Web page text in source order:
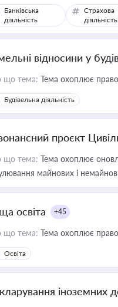
Банківська
діяльність
Страхова
діяльність
відносини у
що тема: Тема охоплює
Будівельна діяльність
проєкт
що тема: Тема охоплює
майнових і
освіта +45
що тема: Тема охоплює
Освіта
іноземних